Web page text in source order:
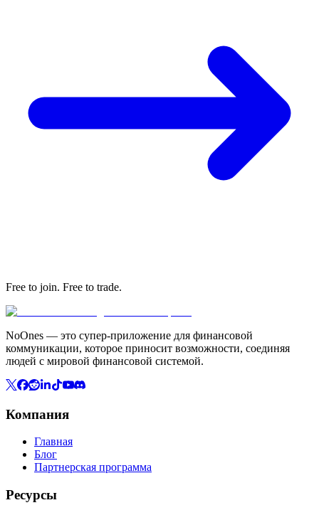
Free to join. Free to trade.
NoOnes — это супер-приложение для финансовой
коммуникации, которое приносит возможности, соединяя
людей с мировой финансовой системой.
Компания
Главная
Блог
Партнерская программа
Ресурсы